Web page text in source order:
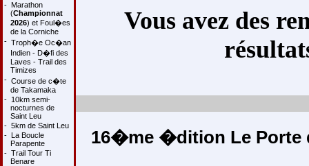
- Marathon
(Championnat
2026) et Foul�es
de la Corniche
- Troph�e Oc�an
Indien - D�fi des
Laves - Trail des
Timizes
- Course de c�te
de Takamaka
- 10km semi-
nocturnes de
Saint Leu
- 5km de Saint Leu
- La Boucle
Parapente
- Trail Tour Ti
Benare
Vous avez des
16�me �dition Le Porte